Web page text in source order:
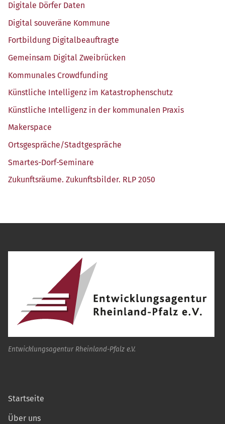
Digi­ta­le Dör­fer Daten
Digi­tal sou­ve­rä­ne Kommune
Fort­bil­dung Digitalbeauftragte
Gemein­sam Digi­tal Zweibrücken
Kom­mu­na­les Crowdfunding
Künst­li­che Intel­li­genz im Katastrophenschutz
Künst­li­che Intel­li­genz in der kom­mu­na­len Praxis
Maker­space
Ortsgespräche/​Stadtgespräche
Smar­tes-Dorf-Semi­na­re
Zukunfts­räu­me. Zukunfts­bil­der. RLP 2050
Entwicklungsagentur Rheinland-Pfalz e.V.
Startseite
Über uns